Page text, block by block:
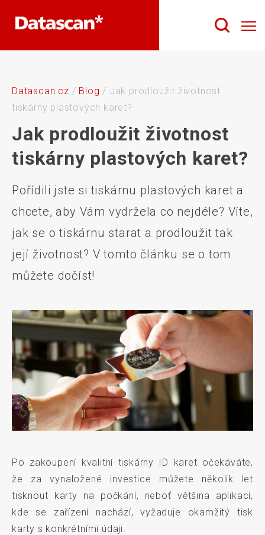
Datascan.cz / Blog / Jak prodloužit životnost
tiskárny plastových karet?
Jak prodloužit životnost
tiskárny plastových karet?
Pořídili jste si tiskárnu plastových karet a
chcete, aby Vám vydržela co nejdéle? Víte,
jak se o tiskárnu starat a prodloužit tak
její životnost? V tomto článku se o tom
můžete dočíst!
Po zakoupení kvalitní tiskárny ID karet očekáváte,
že za vynaložené investice můžete několik let
tisknout karty na počkání, neboť většina aplikací,
kde se zařízení nachází, vyžaduje okamžitý tisk
karty s konkrétními údaji.